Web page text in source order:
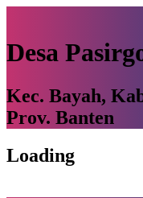
Desa
Kec. Bayah,
Prov. Banten
Loading